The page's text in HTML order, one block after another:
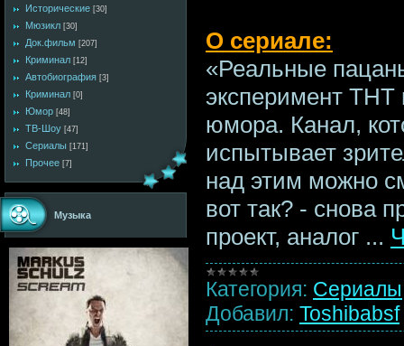
Исторические [30]
Мюзикл [30]
Док.фильм [207]
Криминал [12]
Автобиография [3]
Криминал [0]
Юмор [48]
ТВ-Шоу [47]
Сериалы [171]
Прочее [7]
Музыка
О сериале:
«Реальные
эксперимент ТНТ
юмора. Канал,
испытывает
над этим можно
вот так? - снова
проект, аналог ...
Категория: Сериалы
Добавил: Toshibabsf